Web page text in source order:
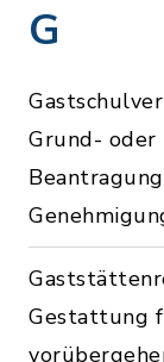
G
Grund-
Gestattung